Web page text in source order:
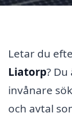
Letar du
Liatorp?
invånare
och avtal